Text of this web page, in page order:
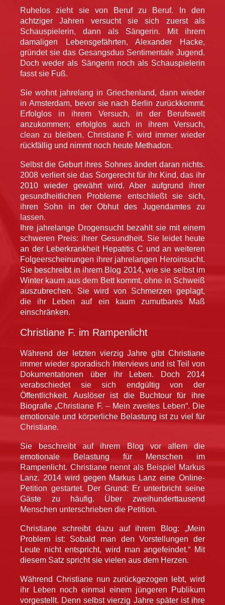
Ruhelos zieht sie von Beruf zu Beruf. In den
achtziger Jahren versucht sie sich zuerst als
Schauspielerin, dann als Sängerin. Mit ihrem
damaligen Lebensgefährten, Alexander Hacke,
gründet sie das Gesangsduo Sentimentale Jugend.
Doch weder als Sängerin noch als Schauspielerin
fasst sie Fuß.
Sie wohnt jahrelang in Griechenland, dann wieder
in Amsterdam, bevor sie nach Berlin zurückkommt.
Erfolglos in ihrem Versuch, in der Berufswelt
anzukommen; erfolglos auch in ihrem Versuch,
clean zu bleiben. Christiane F. wird immer wieder
rückfällig und nimmt noch heute Methadon.
Selbst die Geburt ihres Sohnes ändert daran nichts.
2008 verliert sie das Sorgerecht für ihr Kind, das ihr
2010 wieder gewährt wird. Aber aufgrund ihrer
gesundheitlichen Probleme entschließt sie sich,
ihren Sohn in der Obhut des Jugendamtes zu
lassen.
Ihre jahrelange Drogensucht bezahlt sie mit einem
schweren Preis: ihrer Gesundheit. Sie leidet heute
an der Leberkrankheit Hepatitis C und an weiteren
Folgeerscheinungen ihrer jahrelangen Heroinsucht.
Sie beschreibt in ihrem Blog 2014, wie sie selbst im
Winter kaum aus dem Bett kommt, ohne in Schweiß
auszubrechen. Sie wird von Schmerzen geplagt,
die ihr Leben auf ein kaum zumutbares Maß
einschränken.
Christiane F. im Rampenlicht
Während der letzten vierzig Jahre gibt Christiane
immer wieder sporadisch Interviews und ist Teil von
Dokumentationen über ihr Leben. Doch 2014
verabschiedet sie sich endgültig von der
Öffentlichkeit. Auslöser ist die Buchtour für ihre
Biografie „Christiane F. – Mein zweites Leben“. Die
emotionale und körperliche Belastung ist zu viel für
Christiane.
Sie beschreibt auf ihrem Blog vor allem die
emotionale Belastung für Menschen im
Rampenlicht. Christiane nennt als Beispiel Markus
Lanz. 2014 wird gegen Markus Lanz eine Online-
Petition gestartet. Der Grund: Er unterbricht seine
Gäste zu häufig. Über zweihunderttausend
Menschen unterschrieben die Petition.
Christiane schreibt dazu auf ihrem Blog: „Mein
Problem ist: Sobald man den Vorstellungen der
Leute nicht entspricht, wird man angefeindet.“ Mit
diesem Satz spricht sie vielen aus dem Herzen.
Während Christiane nun zurückgezogen lebt, wird
ihr Leben noch einmal einem jüngeren Publikum
vorgestellt. Denn selbst vierzig Jahre später ist ihre